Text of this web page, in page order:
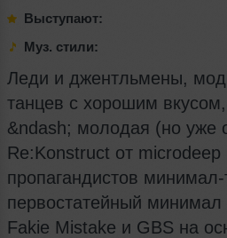
Выступают:
Муз. стили:
Леди и джентльмены,
танцев с хорошим
&ndash; молодая (но уже
Re:Konstruct от
пропагандистов
первостатейный минимал
Fakie Mistake и GBS на